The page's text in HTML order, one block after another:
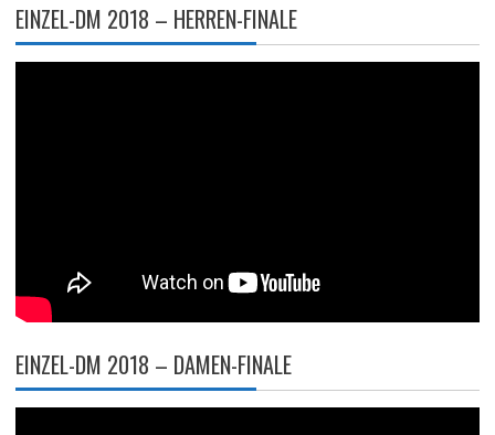
EINZEL-DM 2018 – HERREN-FINALE
EINZEL-DM 2018 – DAMEN-FINALE